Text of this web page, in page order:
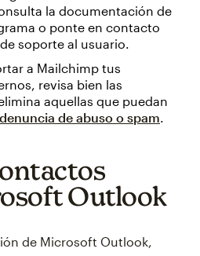
la documentación de
o ponte en contacto
soporte al usuario.
a Mailchimp tus
revisa bien las
aquellas que puedan
denuncia de abuso o spam.
Outlook
de Microsoft Outlook,